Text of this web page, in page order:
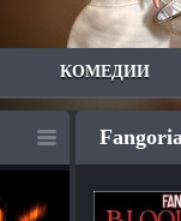
КОМЕДИИ